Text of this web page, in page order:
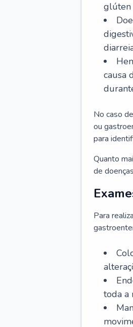
glúten
causa
No caso
ou
para
Quanto
de
Para
toda a